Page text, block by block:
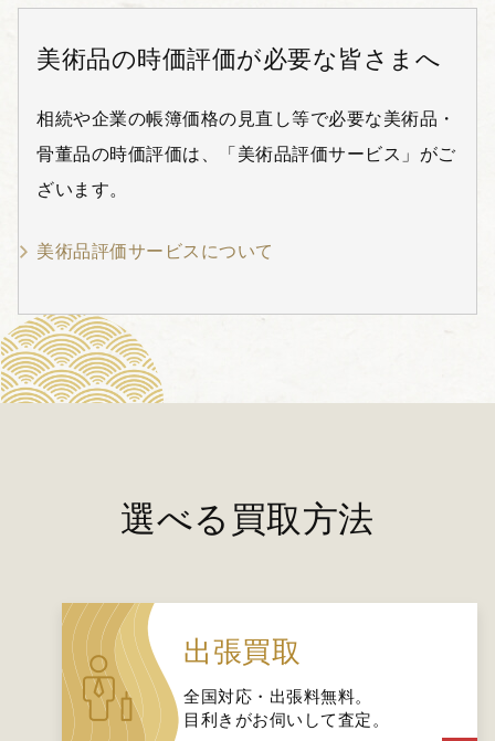
美術品の時価評価が必要な皆さまへ
相続や企業の帳簿価格の見直し等で必要な美術品・
骨董品の時価評価は、「美術品評価サービス」がご
ざいます。
美術品評価サービスについて
選べる買取方法
出張買取
全国対応・出張料無料。
目利きがお伺いして査定。